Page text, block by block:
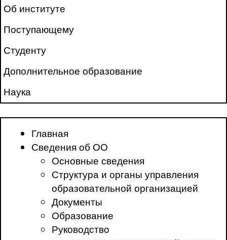
Об институте
Поступающему
Студенту
Дополнительное образование
Наука
Главная
Сведения об ОО
Основные сведения
Структура и органы управления
образовательной организацией
Документы
Образование
Руководство